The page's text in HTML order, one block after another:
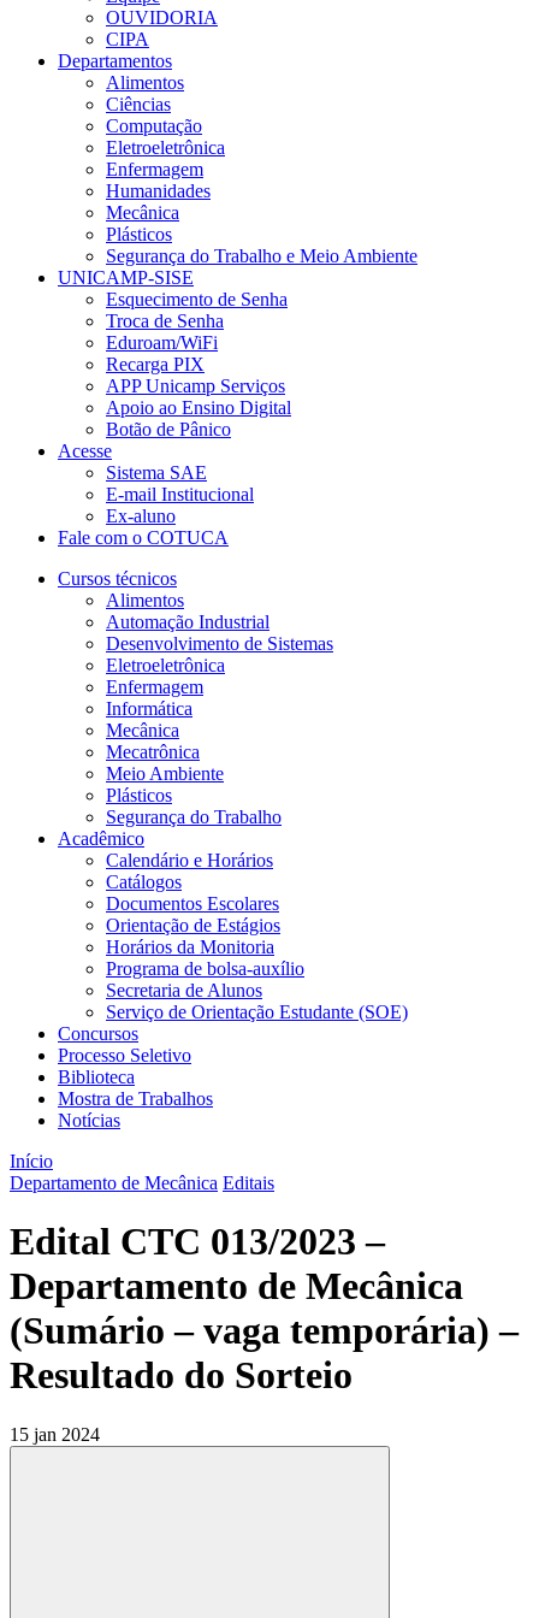
OUVIDORIA
CIPA
Departamentos
Alimentos
Ciências
Computação
Eletroeletrônica
Enfermagem
Humanidades
Mecânica
Plásticos
Segurança do Trabalho e Meio Ambiente
UNICAMP-SISE
Esquecimento de Senha
Troca de Senha
Eduroam/WiFi
Recarga PIX
APP Unicamp Serviços
Apoio ao Ensino Digital
Botão de Pânico
Acesse
Sistema SAE
E-mail Institucional
Ex-aluno
Fale com o COTUCA
Cursos técnicos
Alimentos
Automação Industrial
Desenvolvimento de Sistemas
Eletroeletrônica
Enfermagem
Informática
Mecânica
Mecatrônica
Meio Ambiente
Plásticos
Segurança do Trabalho
Acadêmico
Calendário e Horários
Catálogos
Documentos Escolares
Orientação de Estágios
Horários da Monitoria
Programa de bolsa-auxílio
Secretaria de Alunos
Serviço de Orientação Estudante (SOE)
Concursos
Processo Seletivo
Biblioteca
Mostra de Trabalhos
Notícias
Início
Departamento de Mecânica Editais
Edital CTC 013/2023 –
Departamento de Mecânica
(Sumário – vaga temporária) –
Resultado do Sorteio
15 jan 2024